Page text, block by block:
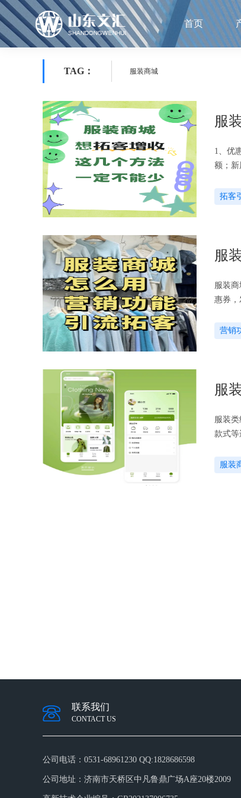
首页
TAG： 服装商城
服
1、优
额；新
拓客
服
服装
惠券，
营销
服
服装
款式等
服装
联系我们
CONTACT US
公司电话： 0531-68961230 QQ:1828686598
公司地址： 济南市天桥区中凡鲁鼎广场A座20楼2009